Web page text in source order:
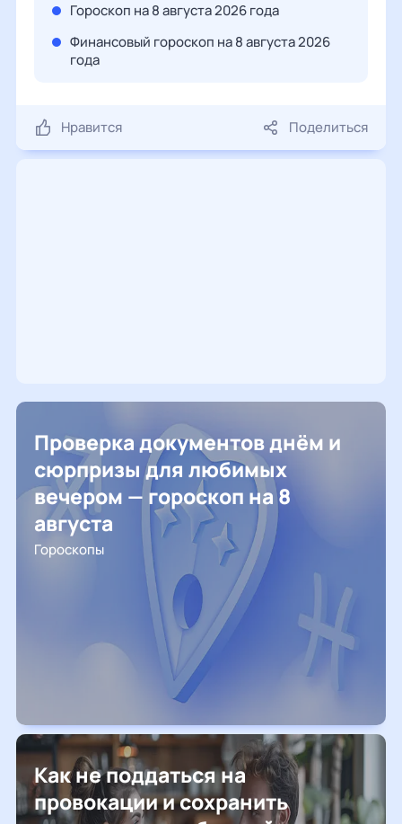
Гороскоп на 8 августа 2026 года
Финансовый гороскоп на 8 августа 2026
года
Нравится Поделиться
Проверка документов днём и
сюрпризы для любимых
вечером — гороскоп на 8
августа
Гороскопы
Как не поддаться на
провокации и сохранить